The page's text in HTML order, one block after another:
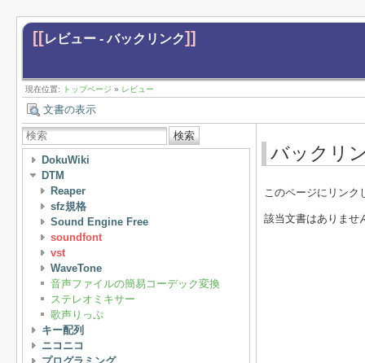
[[レビュー - バックリンク]]
現在位置: トップページ » レビュー
文書の表示
検索
DokuWiki
DTM
Reaper
sfz規格
Sound Engine Free
soundfont
vst
WaveTone
音声ファイルの簡易コーデック変換
ステレオミキサー
歌声りっぷ
キー配列
ニコニコ
バックリ
このページにリンク
該当文書はありませ